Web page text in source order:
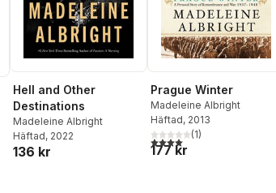
Hell and Other
Destinations
Madeleine Albright
Häftad, 2022
136 kr
Prague Winter
Madeleine Albright
Häftad, 2013
4,0utav 5 stjärnor. Totalt
(1)
177 kr